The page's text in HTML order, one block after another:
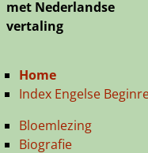
met Nederlandse
vertaling
Home
Index Engelse
Bloemlezing
Biografie